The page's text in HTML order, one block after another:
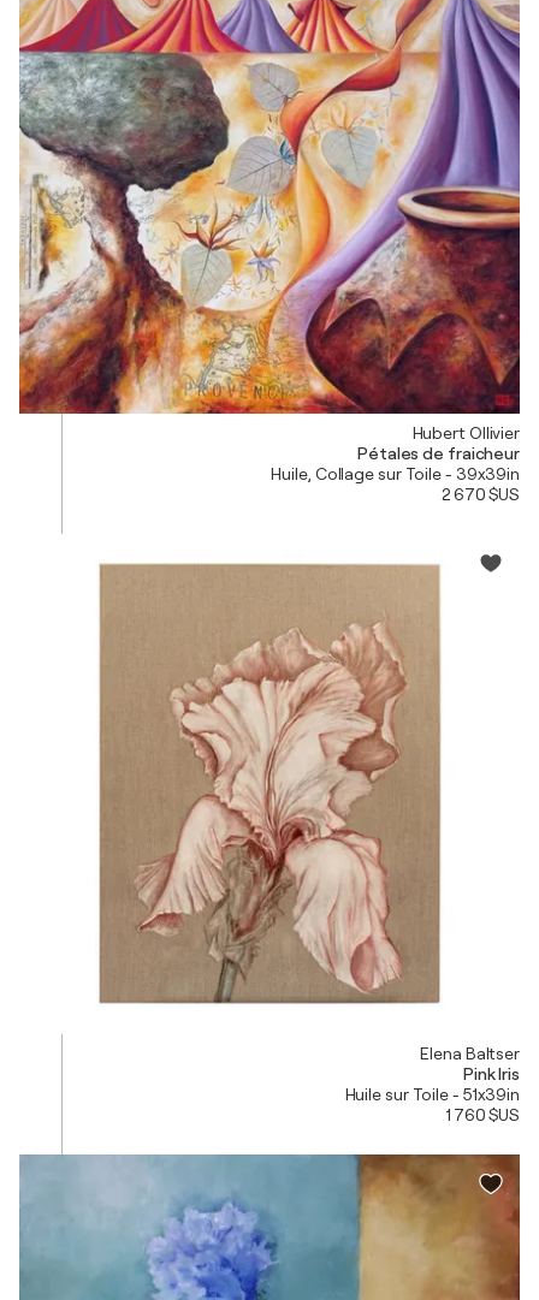
Hubert Ollivier
Pétales de fraicheur
Huile, Collage sur Toile - 39x39in
2 670 $US
Elena Baltser
Pink Iris
Huile sur Toile - 51x39in
1 760 $US